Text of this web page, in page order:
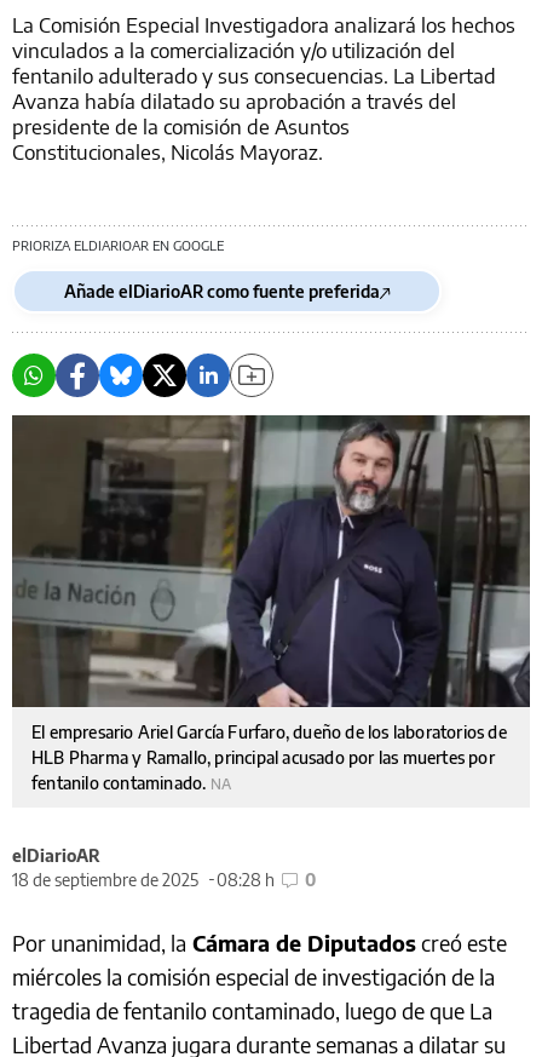
La Comisión Especial Investigadora analizará los hechos
vinculados a la comercialización y/o utilización del
fentanilo adulterado y sus consecuencias. La Libertad
Avanza había dilatado su aprobación a través del
presidente de la comisión de Asuntos
Constitucionales, Nicolás Mayoraz.
PRIORIZA ELDIARIOAR EN GOOGLE
Añade elDiarioAR como fuente preferida
El empresario Ariel García Furfaro, dueño de los laboratorios de
HLB Pharma y Ramallo, principal acusado por las muertes por
fentanilo contaminado. NA
elDiarioAR
18 de septiembre de 2025
08:28 h 0
Por unanimidad, la Cámara de Diputadoscreó este
miércoles la comisión especial de investigación de la
tragedia de fentanilo contaminado, luego de que La
Libertad Avanza jugara durante semanas a dilatar su